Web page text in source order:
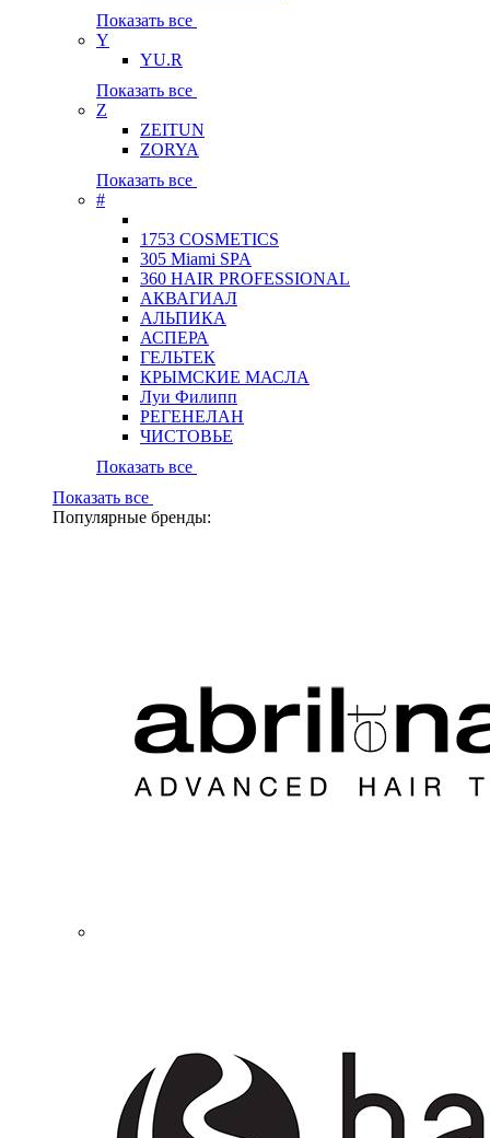
Показать все
Y
YU.R
Показать все
Z
ZEITUN
ZORYA
Показать все
#
1753 COSMETICS
305 Miami SPA
360 HAIR PROFESSIONAL
АКВАГИАЛ
АЛЬПИКА
АСПЕРА
ГЕЛЬТЕК
КРЫМСКИЕ МАСЛА
Луи Филипп
РЕГЕНЕЛАН
ЧИСТОВЬЕ
Показать все
Показать все
Популярные бренды: